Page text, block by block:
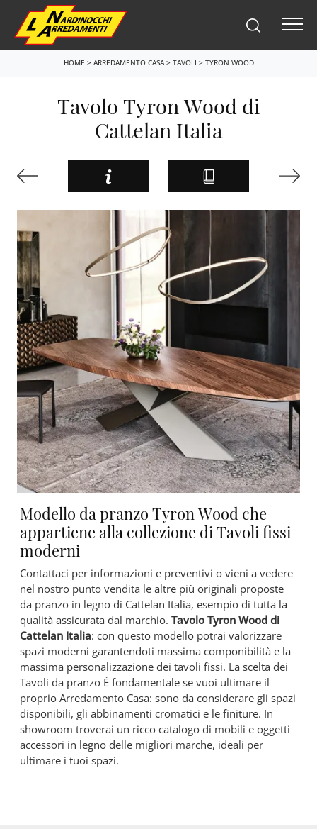
HOME > ARREDAMENTO CASA> TAVOLI > TYRON WOOD
Tavolo Tyron Wood di
Cattelan Italia
Modello da pranzo Tyron Wood che
appartiene alla collezione di Tavoli fissi
moderni
Contattaci per informazioni e preventivi o vieni a vedere
nel nostro punto vendita le altre più originali proposte
da pranzo in legno di Cattelan Italia, esempio di tutta la
qualità assicurata dal marchio. Tavolo Tyron Wood di
Cattelan Italia: con questo modello potrai valorizzare
spazi moderni garantendoti massima componibilità e la
massima personalizzazione dei tavoli fissi. La scelta dei
Tavoli da pranzo È fondamentale se vuoi ultimare il
proprio Arredamento Casa: sono da considerare gli spazi
disponibili, gli abbinamenti cromatici e le finiture. In
showroom troverai un ricco catalogo di mobili e oggetti
accessori in legno delle migliori marche, ideali per
ultimare i tuoi spazi.